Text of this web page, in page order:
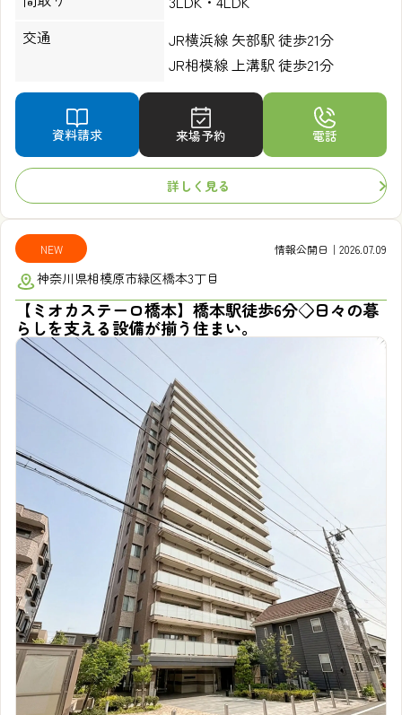
交通
JR横浜線 矢部駅 徒歩21分
JR相模線 上溝駅 徒歩21分
資料請求 来場予約 電話
詳しく見る
NEW 情報公開日｜2026.07.09
神奈川県相模原市緑区橋本3丁目
【ミオカステーロ橋本】橋本駅徒歩6分◇日々の暮
らしを支える設備が揃う住まい。